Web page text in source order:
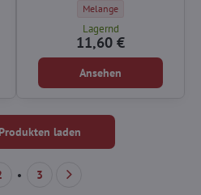
Katze 2504 Wolbar - Farbe:
Süßes Höschen mit
Melange
Lagernd
11,60 €
Ansehen
laden
3